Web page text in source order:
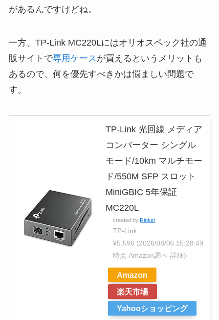
があるんですけどね。
一方、TP-Link MC220Lにはオリオスペック社の通
販サイトで専用ケースが買えるというメリットも
あるので、何を優先すべきかは悩ましい問題で
す。
TP-Link 光回線 メディア
コンバーター シングル
モード/10km マルチモー
ド/550M SFP スロット
MiniGBIC 5年保証
MC220L
created by Rinker
TP-Link
¥5,596 (2026/08/06 15:28:49
時点 Amazon調べ-詳細)
Amazon
楽天市場
Yahooショッピング